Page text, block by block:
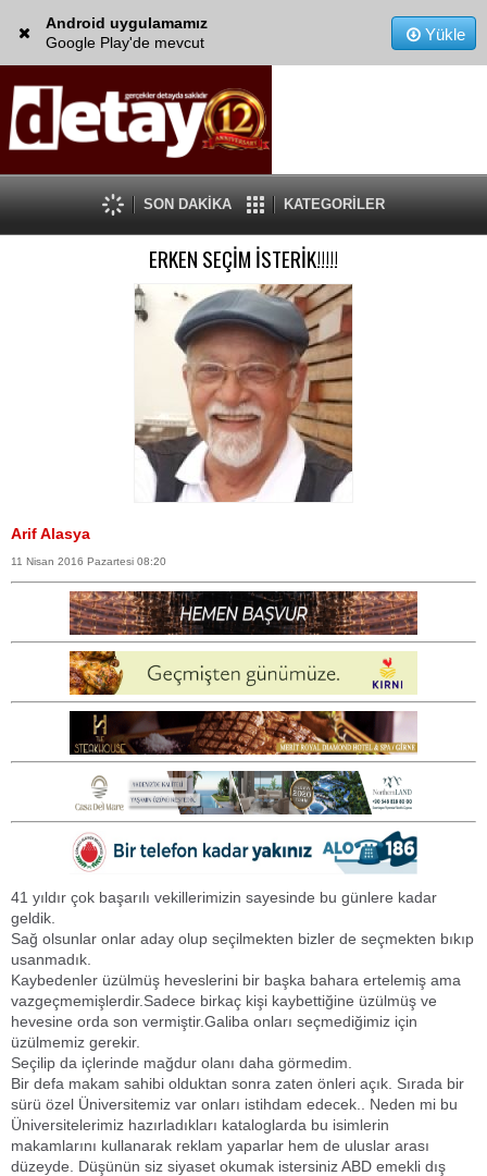
Android uygulamamız
Google Play'de mevcut
Yükle
SON DAKİKA KATEGORİLER
ERKEN SEÇİM İSTERİK!!!!!
Arif Alasya
11 Nisan 2016 Pazartesi 08:20
41 yıldır çok başarılı vekillerimizin sayesinde bu günlere kadar
geldik.
Sağ olsunlar onlar aday olup seçilmekten bizler de seçmekten bıkıp
usanmadık.
Kaybedenler üzülmüş heveslerini bir başka bahara ertelemiş ama
vazgeçmemişlerdir.Sadece birkaç kişi kaybettiğine üzülmüş ve
hevesine orda son vermiştir.Galiba onları seçmediğimiz için
üzülmemiz gerekir.
Seçilip da içlerinde mağdur olanı daha görmedim.
Bir defa makam sahibi olduktan sonra zaten önleri açık. Sırada bir
sürü özel Üniversitemiz var onları istihdam edecek.. Neden mi bu
Üniversitelerimiz hazırladıkları kataloglarda bu isimlerin
makamlarını kullanarak reklam yaparlar hem de uluslar arası
düzeyde. Düşünün siz siyaset okumak istersiniz ABD emekli dış